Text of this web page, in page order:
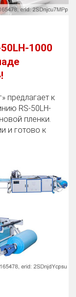
1000
предлагает к
RS-50LH-
пленки.
и готово к